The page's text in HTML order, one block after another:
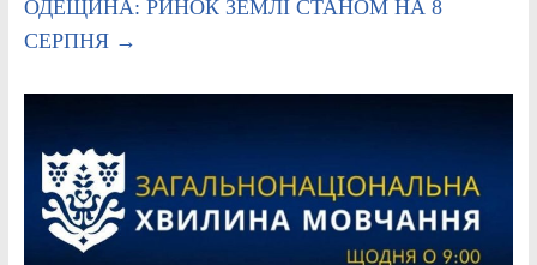
ОДЕЩИНА: РИНОК ЗЕМЛІ СТАНОМ НА 8
СЕРПНЯ →